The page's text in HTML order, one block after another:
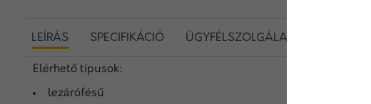
LEÍRÁS SPECIFIKÁCIÓ ÜGYFÉLSZOLGÁLAT
Elérhető típusok:
lezárófésű